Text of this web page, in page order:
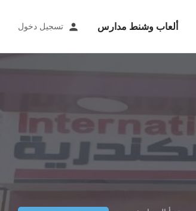
ألعاب وشنط مدارس تسجيل دخول